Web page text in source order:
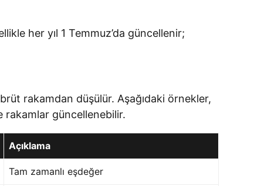
her yıl 1 Temmuz’da güncellenir;
rakamdan düşülür. Aşağıdaki örnekler,
rakamlar güncellenebilir.
Açıklama
Tam zamanlı eşdeğer